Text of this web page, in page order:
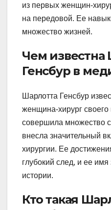
из первых женщин-
на передовой. Ее
множество жизней.
Чем известна
Генсбур в
Шарлотта Генсбур
женщина-хирург
совершила множество
внесла значительный
хирургии. Ее
глубокий след, и ее
истории.
Кто такая